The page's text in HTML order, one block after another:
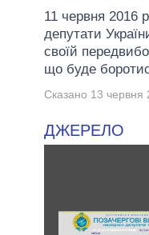
ГОЛОВИ
МЕРИ МІСТ
ВСІ ПЕРСОНИ
11 червня 2016
депутати
своїй
що буде
Сказано 13 червня
ДЖЕРЕЛО